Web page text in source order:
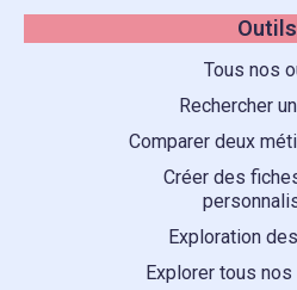
Outils
Tous nos
Rechercher
Comparer deux
Créer des
Exploration
Explorer tous